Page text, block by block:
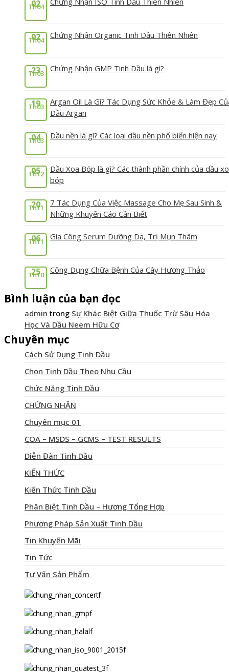
02
Th04
02
Th04 Chứng Nhận Organic Tinh Dầu Thiên Nhiên
23
Th03 Chứng Nhận GMP Tinh Dầu là gì?
19
Th03
Argan Oil Là Gì? Tác Dụng Sức Khỏe & Làm Đẹp
Dầu Argan
04
Th03 Dầu nền là gì? Các loại dầu nền phổ biến hiện nay
05
Th12
Dầu Xoa Bóp là gì? Các thành phần chính của dầu
bóp
20
Th11
7 Tác Dụng Của Việc Massage Cho Mẹ Sau Sinh &
Những Khuyến Cáo Cần Biết
06
Th11 Gia Công Serum Dưỡng Da, Trị Mụn Thâm
25
Th10 Công Dụng Chữa Bệnh Của Cây Hương Thảo
Bình luận của bạn đọc
admin trong Sự Khác Biệt Giữa Thuốc Trừ Sâu Hóa
Học Và Dầu Neem Hữu Cơ
Chuyên mục
Cách Sử Dụng Tinh Dầu
Chọn Tinh Dầu Theo Nhu Cầu
Chức Năng Tinh Dầu
CHỨNG NHẬN
Chuyên mục 01
COA – MSDS – GCMS – TEST RESULTS
Diễn Đàn Tinh Dầu
KIẾN THỨC
Kiến Thức Tinh Dầu
Phân Biệt Tinh Dầu – Hương Tổng Hợp
Phương Pháp Sản Xuất Tinh Dầu
Tin Khuyến Mãi
Tin Tức
Tư Vấn Sản Phẩm